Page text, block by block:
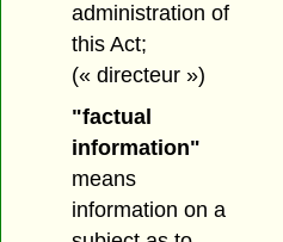
administration of
this Act;
(« directeur »)
"factual
information"
means
information on a